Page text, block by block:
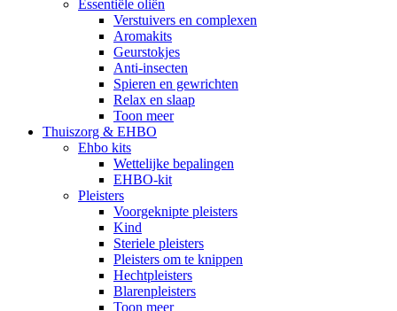
Essentiële oliën
Verstuivers en complexen
Aromakits
Geurstokjes
Anti-insecten
Spieren en gewrichten
Relax en slaap
Toon meer
Thuiszorg & EHBO
Ehbo kits
Wettelijke bepalingen
EHBO-kit
Pleisters
Voorgeknipte pleisters
Kind
Steriele pleisters
Pleisters om te knippen
Hechtpleisters
Blarenpleisters
Toon meer